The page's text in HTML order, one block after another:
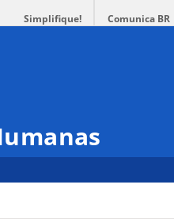
Simplifique! Comunica BR